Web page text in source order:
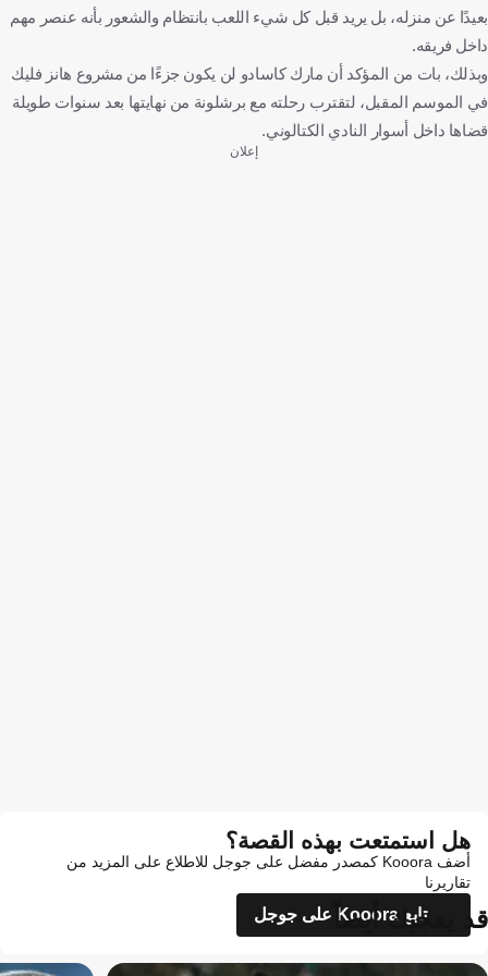
بعيدًا عن منزله، بل يريد قبل كل شيء اللعب بانتظام والشعور بأنه عنصر مهم
داخل فريقه.
وبذلك، بات من المؤكد أن مارك كاسادو لن يكون جزءًا من مشروع هانز فليك
في الموسم المقبل، لتقترب رحلته مع برشلونة من نهايتها بعد سنوات طويلة
قضاها داخل أسوار النادي الكتالوني.
إعلان
هل استمتعت بهذه القصة؟
أضف Kooora كمصدر مفضل على جوجل للاطلاع على المزيد من
تقاريرنا
تابع Kooora على جوجل
قد يعجبك أيضاً